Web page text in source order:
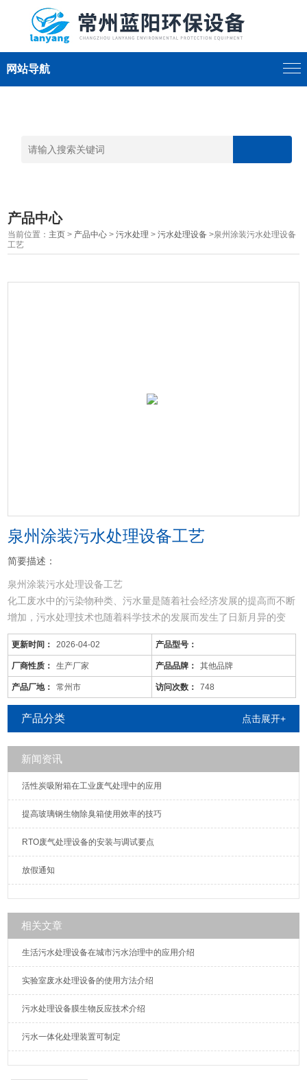
网站导航
产品中心
当前位置： 主页 > 产品中心 >污水处理 >污水处理设备 >泉州涂装污水处理设备
工艺
泉州涂装污水处理设备工艺
简要描述：
泉州涂装污水处理设备工艺
化工废水中的污染物种类、污水量是随着社会经济发展的提高而不断
增加，污水处理技术也随着科学技术的发展而发生了日新月异的变
化，同时，旧的污水处理技术也不断被革新和发展着。尤其现在的化
工废水中的污染物是多种多样的，往往用一种工艺是不能将废水中所
有的污染物去除殆尽的。用物化工艺将化工废水处理到排放标准难度
很大，而且运行成本较高；化工废水含较多的难降解有机物，可生化
性差，而且化工
更新时间： 2026-04-02 产品型号：
厂商性质： 生产厂家 产品品牌： 其他品牌
产品厂地： 常州市 访问次数： 748
产品分类 点击展开+
新闻资讯
活性炭吸附箱在工业废气处理中的应用
提高玻璃钢生物除臭箱使用效率的技巧
RTO废气处理设备的安装与调试要点
放假通知
相关文章
生活污水处理设备在城市污水治理中的应用介绍
实验室废水处理设备的使用方法介绍
污水处理设备膜生物反应技术介绍
污水一体化处理装置可制定